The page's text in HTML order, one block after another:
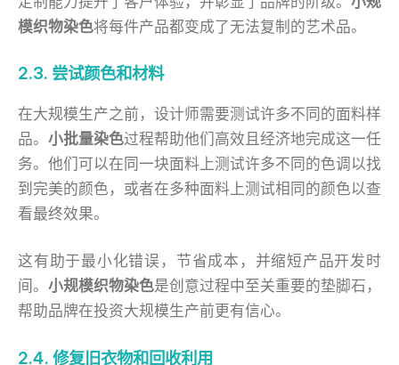
模织物染色将每件产品都变成了无法复制的艺术品。
2.3. 尝试颜色和材料
在大规模生产之前，设计师需要测试许多不同的面料样
品。 小批量染色过程帮助他们高效且经济地完成这一任
务。他们可以在同一块面料上测试许多不同的色调以找
到完美的颜色，或者在多种面料上测试相同的颜色以查
看最终效果。
这有助于最小化错误，节省成本，并缩短产品开发时
间。 小规模织物染色是创意过程中至关重要的垫脚石，
帮助品牌在投资大规模生产前更有信心。
2.4. 修复旧衣物和回收利用